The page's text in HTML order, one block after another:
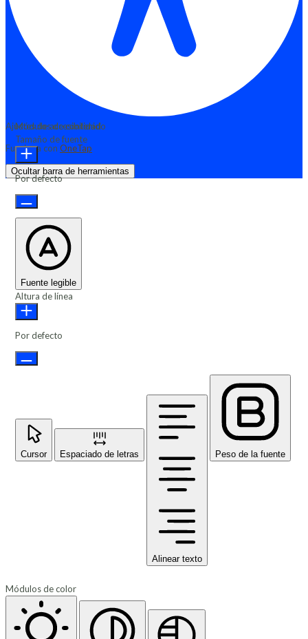
Ajustes de accesibilidad
Funciona con OneTap
Ocultar barra de herramientas
Módulos de contenido
Tamaño de fuente
Por defecto
Fuente legible
Altura de línea
Por defecto
Cursor Espaciado de letras
Alinear texto
Peso de la fuente
Módulos de color